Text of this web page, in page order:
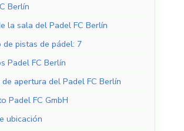
Berlín
la sala del Padel FC Berlín
de pistas de pádel: 7
Padel FC Berlín
apertura del Padel FC Berlín
Padel FC GmbH
ubicación